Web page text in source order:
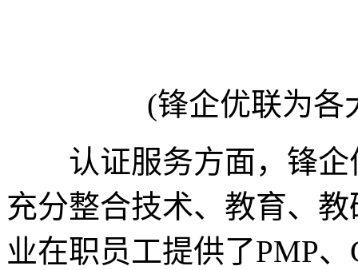
(锋企优联为各
认证服务方面，锋企
充分整合技术、教育、
业在职员工提供了PMP